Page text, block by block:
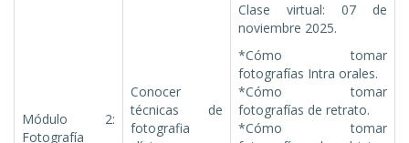
Módulo 2:
Fotografía
Conocer
técnicas de
fotografia
Clase virtual: 07 de
noviembre 2025.
*Cómo tomar
fotografías Intra orales.
*Cómo tomar
fotografías de retrato.
*Cómo tomar